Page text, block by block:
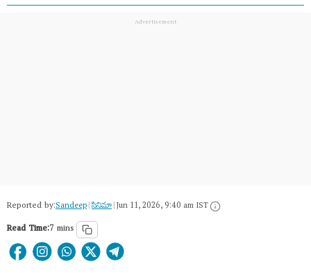
Reported by:Sandeep|సినిమా|Jun 11, 2026, 9:40 am IST
Read Time:7 mins